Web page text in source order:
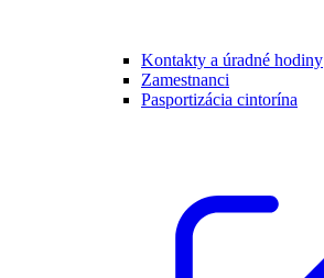
Kontakty a úradné hodiny
Zamestnanci
Pasportizácia cintorína